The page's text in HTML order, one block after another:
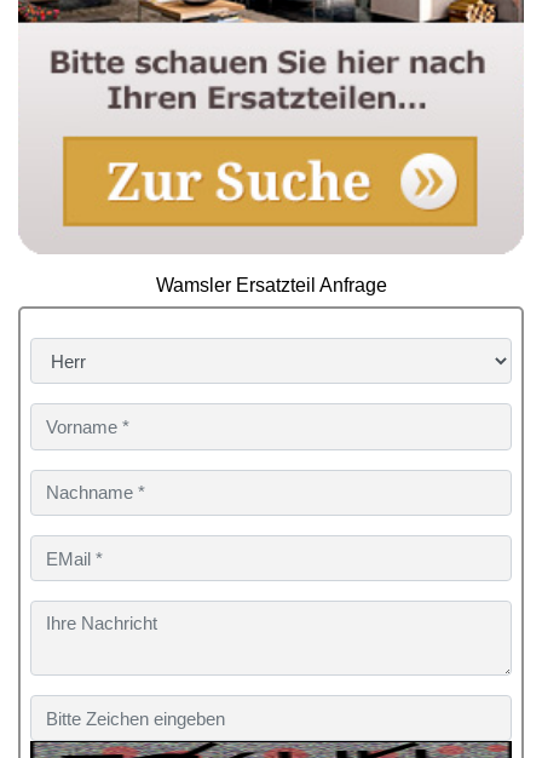
Wamsler Ersatzteil Anfrage